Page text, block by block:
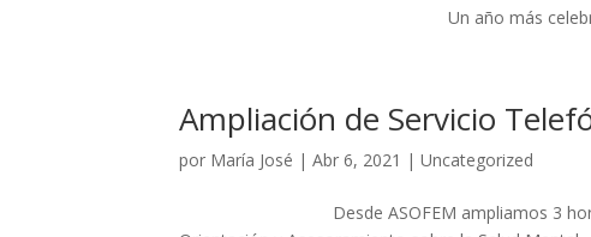
Un año más celebramos el Curso
Ampliación de Servicio
por María José |Abr 6, 2021 |Uncategorized
Desde ASOFEM ampliamos 3 horas